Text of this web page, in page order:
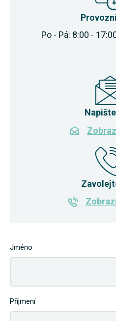
Po - Pá: 8:00 -
Jméno
Příjmení